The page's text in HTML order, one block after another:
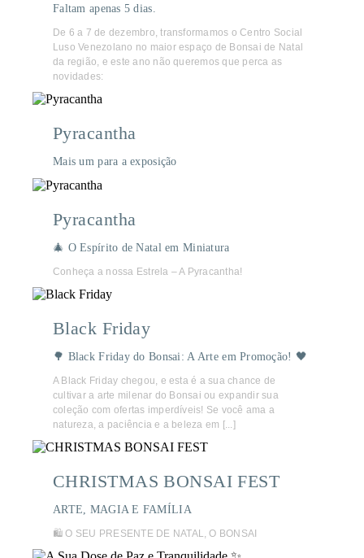
Faltam apenas 5 dias.
De 6 a 7 de dezembro, transformamos o Centro Social
Luso Venezolano no maior espaço de Bonsai de Natal
da região, e este ano não queremos que perca as
novidades:
Pyracantha
Mais um para a exposição
Pyracantha
🎄 O Espírito de Natal em Miniatura
Conheça a nossa Estrela – A Pyracantha!
Black Friday
🌳 Black Friday do Bonsai: A Arte em Promoção! 🖤
A Black Friday chegou, e esta é a sua chance de
cultivar a arte milenar do Bonsai ou expandir sua
coleção com ofertas imperdíveis! Se você ama a
natureza, a paciência e a beleza em [...]
CHRISTMAS BONSAI FEST
ARTE, MAGIA E FAMÍLIA
🛍️ O SEU PRESENTE DE NATAL, O BONSAI